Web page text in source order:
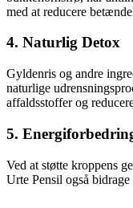
med at reducere
4. Naturlig Detox
Gyldenris og andre
naturlige
affaldsstoffer og
5.
Ved at støtte kroppens
Urte Pensil også